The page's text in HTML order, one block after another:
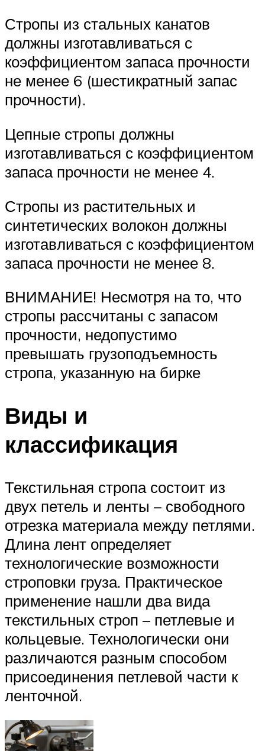
Стропы из стальных канатов
должны изготавливаться с
коэффициен­том запаса прочности
не менее 6 (шестикратный запас
прочности).
Цепные стропы должны
изготавливаться с коэффициентом
запаса прочности не менее 4.
Стропы из растительных и
синтетических волокон должны
изготав­ливаться с коэффициентом
запаса прочности не менее 8.
ВНИМАНИЕ! Несмотря на то, что
стропы рассчитаны с запасом
прочности, недопустимо
превышать грузоподъемность
стропа, указанную на бирке
Виды и
классификация
Текстильная стропа состоит из
двух петель и ленты – свободного
отрезка материала между петлями.
Длина лент определяет
технологические возможности
строповки груза. Практическое
применение нашли два вида
текстильных строп – петлевые и
кольцевые. Технологически они
различаются разным способом
присоединения петлевой части к
ленточной.